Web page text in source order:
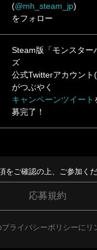
(@mh_steam_jp)
をフォロー
Steam版「モンスター
ズ
公式Twitterアカウント(
がつぶやく
キャンペーンツイート
募完了！
をご確認の上、ご参加くだ
応募規約
ライバシーポリシーにリ